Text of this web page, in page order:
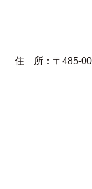
住 所：〒485-